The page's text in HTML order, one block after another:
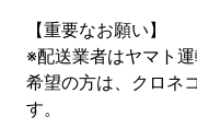
【重要なお願い】
※配送業者はヤマト
希望の方は、クロネ
す。